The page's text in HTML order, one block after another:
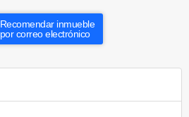
Recomendar inmueble
por correo electrónico